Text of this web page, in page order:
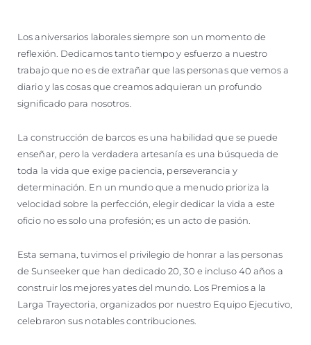
Los aniversarios laborales siempre son un momento de
reflexión. Dedicamos tanto tiempo y esfuerzo a nuestro
trabajo que no es de extrañar que las personas que vemos a
diario y las cosas que creamos adquieran un profundo
significado para nosotros.
La construcción de barcos es una habilidad que se puede
enseñar, pero la verdadera artesanía es una búsqueda de
toda la vida que exige paciencia, perseverancia y
determinación. En un mundo que a menudo prioriza la
velocidad sobre la perfección, elegir dedicar la vida a este
oficio no es solo una profesión; es un acto de pasión.
Esta semana, tuvimos el privilegio de honrar a las personas
de Sunseeker que han dedicado 20, 30 e incluso 40 años a
construir los mejores yates del mundo. Los Premios a la
Larga Trayectoria, organizados por nuestro Equipo Ejecutivo,
celebraron sus notables contribuciones.